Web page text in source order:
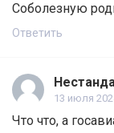
Соболезную
Ответить
13 июля
Что что, а